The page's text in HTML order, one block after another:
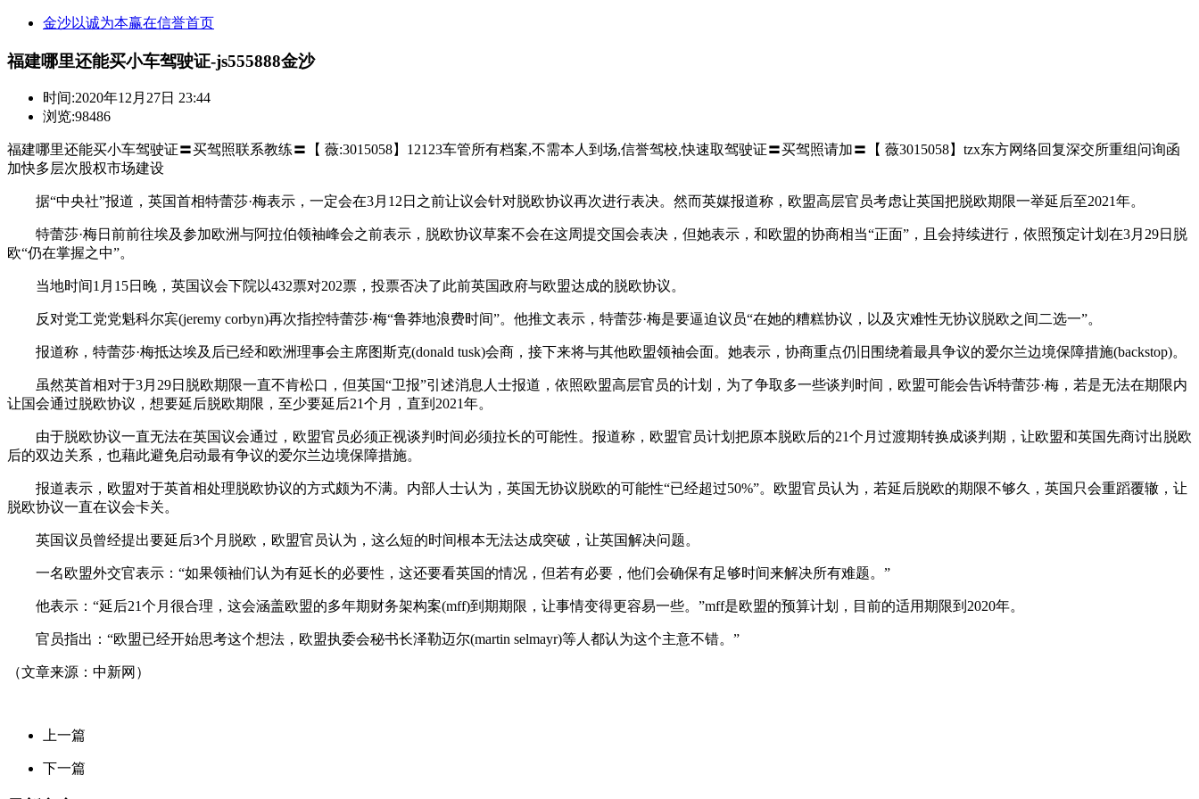
金沙以诚为本赢在信誉首页
福建哪里还能买小车驾驶证-js555888金沙
时间:2020年12月27日 23:44
浏览:98486
福建哪里还能买小车驾驶证〓买驾照联系教练〓【 薇:3015058】12123车管所有档案,不需本人到场,信誉驾校,快速取驾驶证〓买驾照请加〓【 薇3015058】tzx东方网络回复深交所重组问询函
加快多层次股权市场建设
据“中央社”报道，英国首相特蕾莎·梅表示，一定会在3月12日之前让议会针对脱欧协议再次进行表决。然而英媒报道称，欧盟高层官员考虑让英国把脱欧期限一举延后至2021年。
特蕾莎·梅日前前往埃及参加欧洲与阿拉伯领袖峰会之前表示，脱欧协议草案不会在这周提交国会表决，但她表示，和欧盟的协商相当“正面”，且会持续进行，依照预定计划在3月29日脱
欧“仍在掌握之中”。
当地时间1月15日晚，英国议会下院以432票对202票，投票否决了此前英国政府与欧盟达成的脱欧协议。
反对党工党党魁科尔宾(jeremy corbyn)再次指控特蕾莎·梅“鲁莽地浪费时间”。他推文表示，特蕾莎·梅是要逼迫议员“在她的糟糕协议，以及灾难性无协议脱欧之间二选一”。
报道称，特蕾莎·梅抵达埃及后已经和欧洲理事会主席图斯克(donald tusk)会商，接下来将与其他欧盟领袖会面。她表示，协商重点仍旧围绕着最具争议的爱尔兰边境保障措施(backstop)。
虽然英首相对于3月29日脱欧期限一直不肯松口，但英国“卫报”引述消息人士报道，依照欧盟高层官员的计划，为了争取多一些谈判时间，欧盟可能会告诉特蕾莎·梅，若是无法在期限内
让国会通过脱欧协议，想要延后脱欧期限，至少要延后21个月，直到2021年。
由于脱欧协议一直无法在英国议会通过，欧盟官员必须正视谈判时间必须拉长的可能性。报道称，欧盟官员计划把原本脱欧后的21个月过渡期转换成谈判期，让欧盟和英国先商讨出脱欧
后的双边关系，也藉此避免启动最有争议的爱尔兰边境保障措施。
报道表示，欧盟对于英首相处理脱欧协议的方式颇为不满。内部人士认为，英国无协议脱欧的可能性“已经超过50%”。欧盟官员认为，若延后脱欧的期限不够久，英国只会重蹈覆辙，让
脱欧协议一直在议会卡关。
英国议员曾经提出要延后3个月脱欧，欧盟官员认为，这么短的时间根本无法达成突破，让英国解决问题。
一名欧盟外交官表示：“如果领袖们认为有延长的必要性，这还要看英国的情况，但若有必要，他们会确保有足够时间来解决所有难题。”
他表示：“延后21个月很合理，这会涵盖欧盟的多年期财务架构案(mff)到期期限，让事情变得更容易一些。”mff是欧盟的预算计划，目前的适用期限到2020年。
官员指出：“欧盟已经开始思考这个想法，欧盟执委会秘书长泽勒迈尔(martin selmayr)等人都认为这个主意不错。”
（文章来源：中新网）
上一篇
下一篇